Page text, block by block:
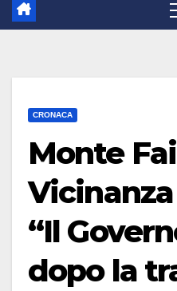
CRONACA
Monte
“Il
dopo la